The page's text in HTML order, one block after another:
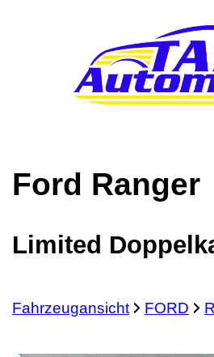
Ford Ranger
Limited
Fahrzeugansicht FORD